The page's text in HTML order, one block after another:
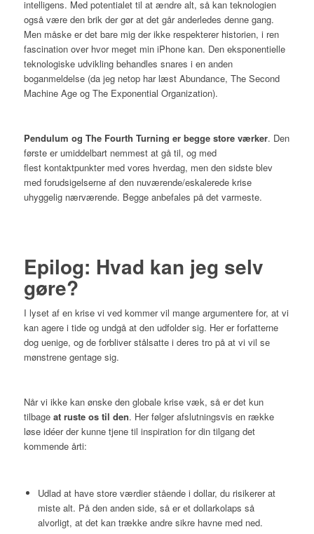
intelligens. Med potentialet til at ændre alt, så kan teknologien
også være den brik der gør at det går anderledes denne gang.
Men måske er det bare mig der ikke respekterer historien, i ren
fascination over hvor meget min iPhone kan. Den eksponentielle
teknologiske udvikling behandles snares i en anden
boganmeldelse (da jeg netop har læst Abundance, The Second
Machine Age og The Exponential Organization).
Pendulum og The Fourth Turning er begge store værker. Den
første er umiddelbart nemmest at gå til, og med
flest kontaktpunkter med vores hverdag, men den sidste blev
med forudsigelserne af den nuværende/eskalerede krise
uhyggelig nærværende. Begge anbefales på det varmeste.
Epilog: Hvad kan jeg selv
gøre?
I lyset af en krise vi ved kommer vil mange argumentere for, at vi
kan agere i tide og undgå at den udfolder sig. Her er forfatterne
dog uenige, og de forbliver stålsatte i deres tro på at vi vil se
mønstrene gentage sig.
Når vi ikke kan ønske den globale krise væk, så er det kun
tilbage at ruste os til den. Her følger afslutningsvis en række
løse idéer der kunne tjene til inspiration for din tilgang det
kommende årti:
Udlad at have store værdier stående i dollar, du risikerer at
miste alt. På den anden side, så er et dollarkolaps så
alvorligt, at det kan trække andre sikre havne med ned.